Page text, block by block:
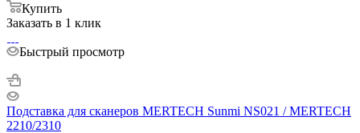
Купить
Заказать в 1 клик
Быстрый просмотр
Подставка для сканеров MERTECH Sunmi NS021 / MERTECH
2210/2310